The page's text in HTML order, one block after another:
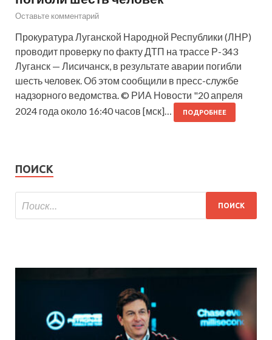
Оставьте комментарий
Прокуратура Луганской Народной Республики (ЛНР)
проводит проверку по факту ДТП на трассе Р-343
Луганск — Лисичанск, в результате аварии погибли
шесть человек. Об этом сообщили в пресс-службе
надзорного ведомства. © РИА Новости "20 апреля
2024 года около 16:40 часов [мск]…
ПОДРОБНЕЕ
ПОИСК